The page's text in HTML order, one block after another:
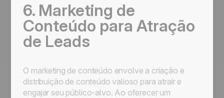
6. Marketing de
Conteúdo para Atração
de Leads
O marketing de conteúdo envolve a criação e
distribuição de conteúdo valioso para atrair e
engajar seu público-alvo. Ao oferecer um